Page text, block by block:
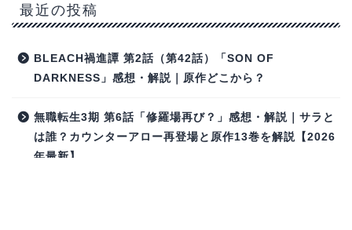
最近の投稿
BLEACH禍進譚 第2話（第42話）「SON OF
DARKNESS」感想・解説｜原作どこから？
無職転生3期 第6話「修羅場再び？」感想・解説｜サラと
は誰？カウンターアロー再登場と原作13巻を解説【2026
年最新】